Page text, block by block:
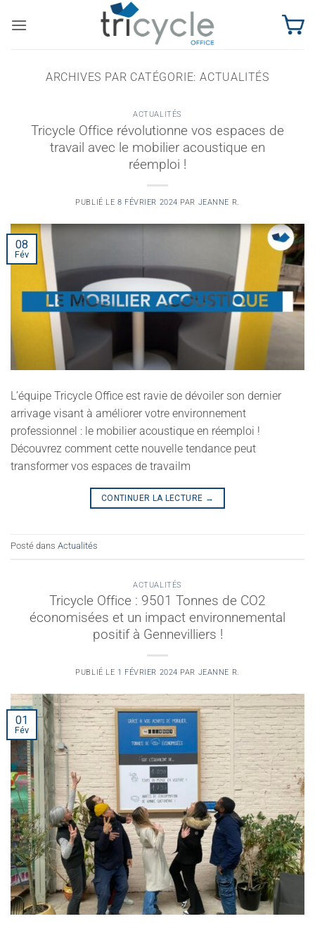
ARCHIVES PAR CATÉGORIE:ACTUALITÉS
ACTUALITÉS
Tricycle Office révolutionne vos espaces de
travail avec le mobilier acoustique en
réemploi !
PUBLIÉ LE 8 FÉVRIER 2024 PAR JEANNE R.
08
Fév
L’équipe Tricycle Office est ravie de dévoiler son dernier
arrivage visant à améliorer votre environnement
professionnel : le mobilier acoustique en réemploi !
Découvrez comment cette nouvelle tendance peut
transformer vos espaces de travailm
CONTINUER LA LECTURE →
Posté dans Actualités
ACTUALITÉS
Tricycle Office : 9501 Tonnes de CO2
économisées et un impact environnemental
positif à Gennevilliers !
PUBLIÉ LE 1 FÉVRIER 2024 PAR JEANNE R.
01
Fév